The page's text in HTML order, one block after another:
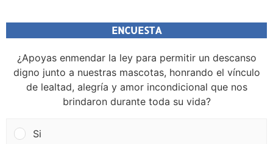
ENCUESTA
¿Apoyas enmendar la ley para permitir un descanso
digno junto a nuestras mascotas, honrando el vínculo
de lealtad, alegría y amor incondicional que nos
brindaron durante toda su vida?
Si